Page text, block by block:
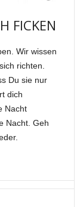
FICKEN
Wir wissen
richten.
Du sie nur
dich
Nacht
Nacht. Geh